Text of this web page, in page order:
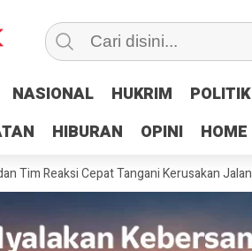
NASIONAL HUKRIM POLITIK
HIBURAN OPINI HOME
NASIONAL HUKRIM POLITIK
HIBURAN OPINI HOME
Cepat Tangani Kerusakan Jalan Pasca Banjir